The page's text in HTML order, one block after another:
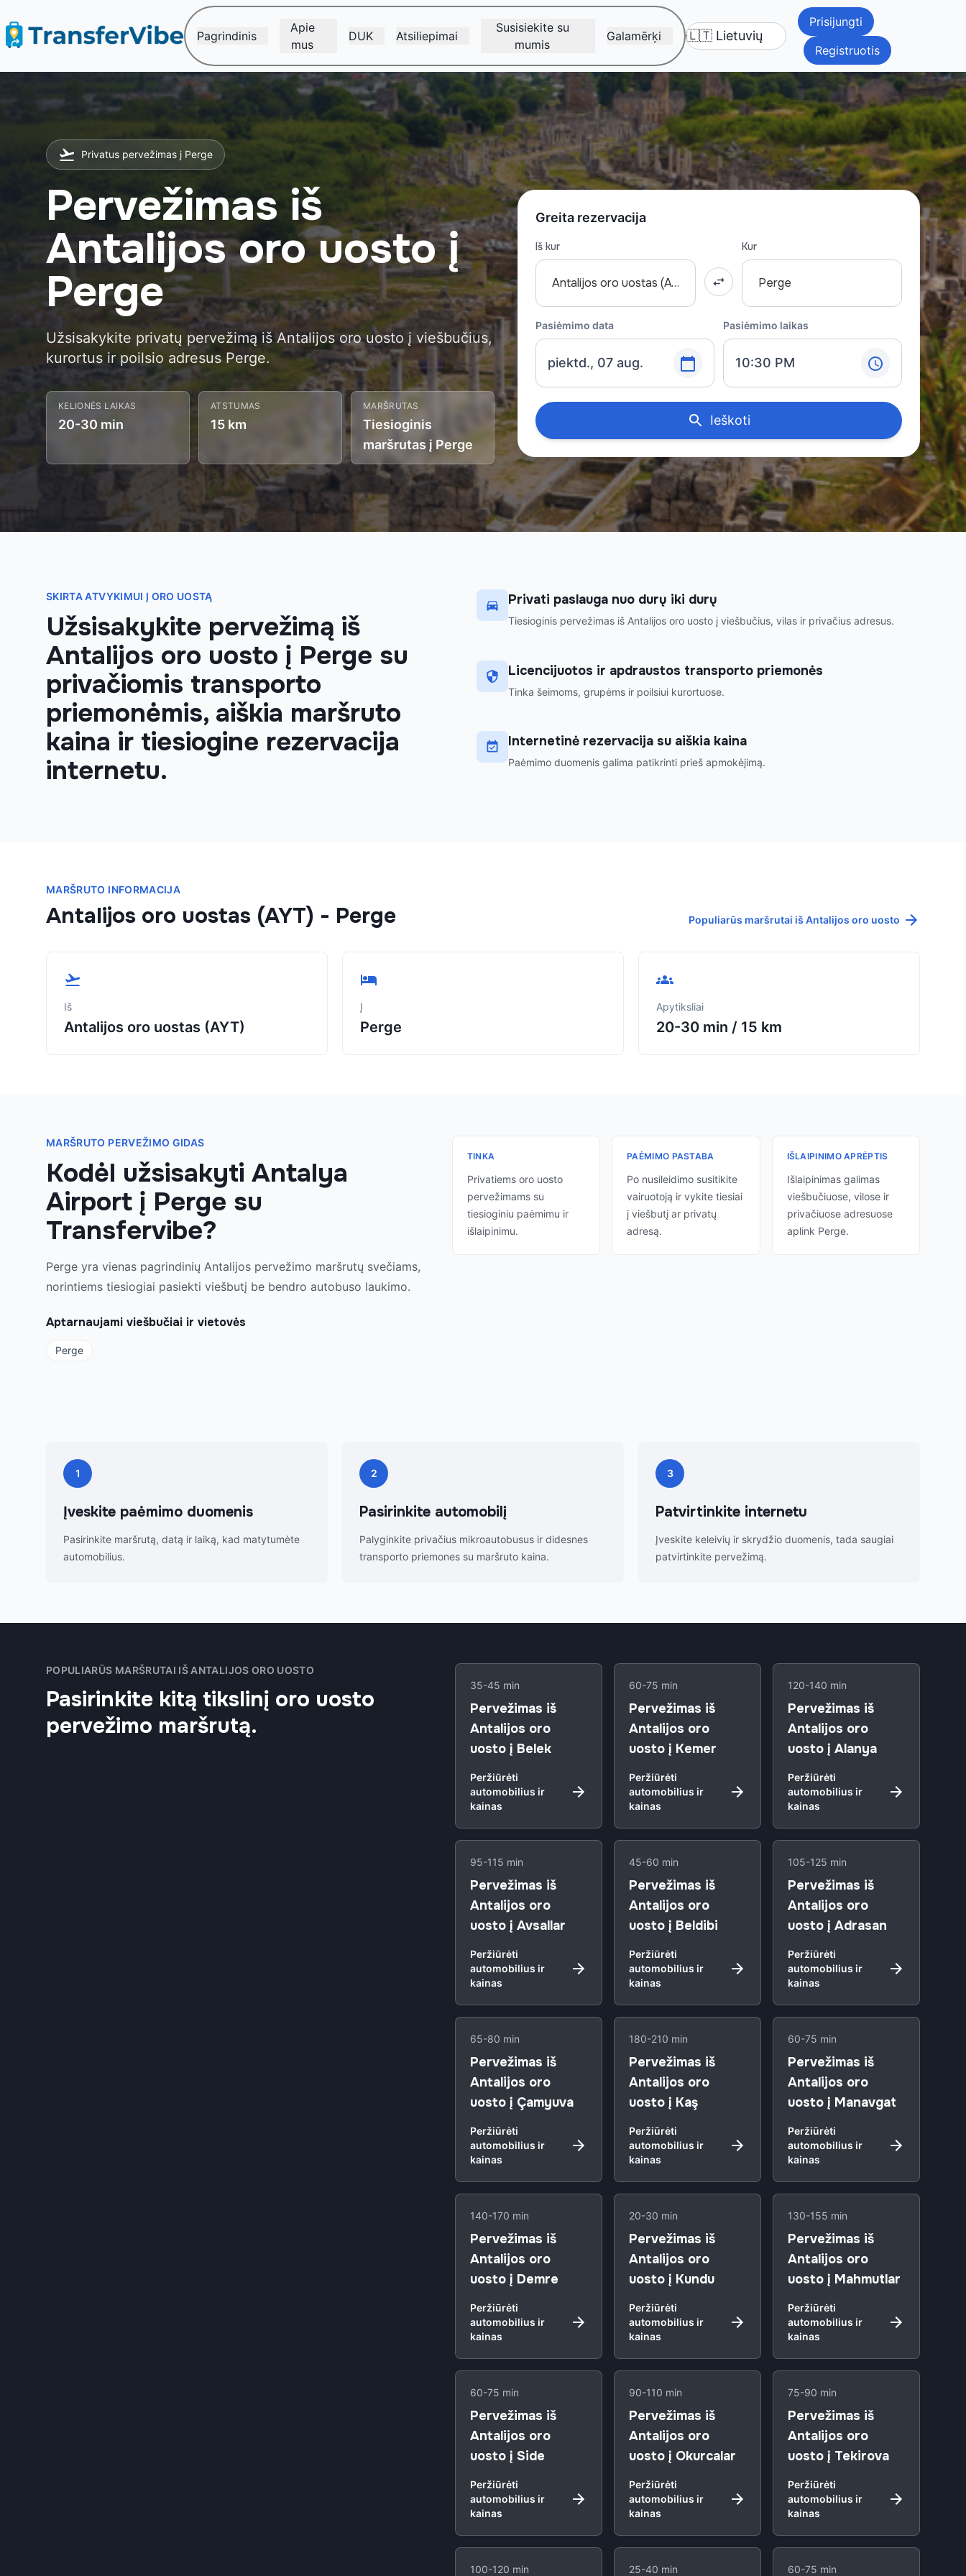
Pagrindinis
Apie
mus
DUK Atsiliepimai
Susisiekite su
mumis
Galamērķi
Prisijungti
Registruotis
Privatus pervežimas į Perge
Pervežimas iš
Antalijos oro uosto į
Perge
Užsisakykite privatų pervežimą iš Antalijos oro uosto į viešbučius,
kurortus ir poilsio adresus Perge.
KELIONĖS LAIKAS
20-30 min
ATSTUMAS
15 km
MARŠRUTAS
Tiesioginis
maršrutas į Perge
Greita rezervacija
Iš kur
Antalijos oro uostas (AYT)
Kur
Perge
Pasiėmimo data
piektd., 07 aug.
Pasiėmimo laikas
10:30 PM
Ieškoti
SKIRTA ATVYKIMUI Į ORO UOSTĄ
Užsisakykite pervežimą iš
Antalijos oro uosto į Perge su
privačiomis transporto
priemonėmis, aiškia maršruto
kaina ir tiesiogine rezervacija
internetu.
Privati paslauga nuo durų iki durų
Tiesioginis pervežimas iš Antalijos oro uosto į viešbučius, vilas ir privačius adresus.
Licencijuotos ir apdraustos transporto priemonės
Tinka šeimoms, grupėms ir poilsiui kurortuose.
Internetinė rezervacija su aiškia kaina
Paėmimo duomenis galima patikrinti prieš apmokėjimą.
MARŠRUTO INFORMACIJA
Antalijos oro uostas (AYT) - Perge Populiarūs maršrutai iš Antalijos oro uosto
Iš
Antalijos oro uostas (AYT)
Į
Perge
Apytiksliai
20-30 min / 15 km
MARŠRUTO PERVEŽIMO GIDAS
Kodėl užsisakyti Antalya
Airport į Perge su
Transfervibe?
Perge yra vienas pagrindinių Antalijos pervežimo maršrutų svečiams,
norintiems tiesiogiai pasiekti viešbutį be bendro autobuso laukimo.
Aptarnaujami viešbučiai ir vietovės
Perge
TINKA
Privatiems oro uosto
pervežimams su
tiesioginiu paėmimu ir
išlaipinimu.
PAĖMIMO PASTABA
Po nusileidimo susitikite
vairuotoją ir vykite tiesiai
į viešbutį ar privatų
adresą.
IŠLAIPINIMO APRĖPTIS
Išlaipinimas galimas
viešbučiuose, vilose ir
privačiuose adresuose
aplink Perge.
1
Įveskite paėmimo duomenis
Pasirinkite maršrutą, datą ir laiką, kad matytumėte
automobilius.
2
Pasirinkite automobilį
Palyginkite privačius mikroautobusus ir didesnes
transporto priemones su maršruto kaina.
3
Patvirtinkite internetu
Įveskite keleivių ir skrydžio duomenis, tada saugiai
patvirtinkite pervežimą.
POPULIARŪS MARŠRUTAI IŠ ANTALIJOS ORO UOSTO
Pasirinkite kitą tikslinį oro uosto
pervežimo maršrutą.
35-45 min
Pervežimas iš
Antalijos oro
uosto į Belek
Peržiūrėti
automobilius ir
kainas
60-75 min
Pervežimas iš
Antalijos oro
uosto į Kemer
Peržiūrėti
automobilius ir
kainas
120-140 min
Pervežimas iš
Antalijos oro
uosto į Alanya
Peržiūrėti
automobilius ir
kainas
95-115 min
Pervežimas iš
Antalijos oro
uosto į Avsallar
Peržiūrėti
automobilius ir
kainas
45-60 min
Pervežimas iš
Antalijos oro
uosto į Beldibi
Peržiūrėti
automobilius ir
kainas
105-125 min
Pervežimas iš
Antalijos oro
uosto į Adrasan
Peržiūrėti
automobilius ir
kainas
65-80 min
Pervežimas iš
Antalijos oro
uosto į Çamyuva
Peržiūrėti
automobilius ir
kainas
180-210 min
Pervežimas iš
Antalijos oro
uosto į Kaş
Peržiūrėti
automobilius ir
kainas
60-75 min
Pervežimas iš
Antalijos oro
uosto į Manavgat
Peržiūrėti
automobilius ir
kainas
140-170 min
Pervežimas iš
Antalijos oro
uosto į Demre
Peržiūrėti
automobilius ir
kainas
20-30 min
Pervežimas iš
Antalijos oro
uosto į Kundu
Peržiūrėti
automobilius ir
kainas
130-155 min
Pervežimas iš
Antalijos oro
uosto į Mahmutlar
Peržiūrėti
automobilius ir
kainas
60-75 min
Pervežimas iš
Antalijos oro
uosto į Side
Peržiūrėti
automobilius ir
kainas
90-110 min
Pervežimas iš
Antalijos oro
uosto į Okurcalar
Peržiūrėti
automobilius ir
kainas
75-90 min
Pervežimas iš
Antalijos oro
uosto į Tekirova
Peržiūrėti
automobilius ir
kainas
100-120 min 25-40 min 60-75 min